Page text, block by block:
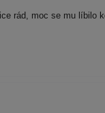
rád, moc se mu líbilo